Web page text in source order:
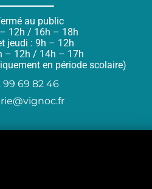
au public
12h / 16h – 18h
jeudi : 9h – 12h
– 12h / 14h – 17h
en période scolaire)
99 69 82 46